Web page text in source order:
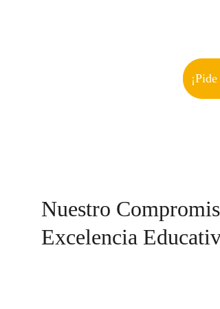
Nuestro
Excelencia